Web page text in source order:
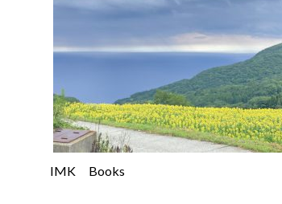
IMK Books